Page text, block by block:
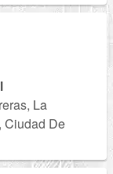
La
Ciudad De